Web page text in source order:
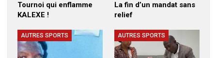
Tournoi qui enflamme
KALEXE !
La fin d’un mandat sans
relief
AUTRES SPORTS AUTRES SPORTS